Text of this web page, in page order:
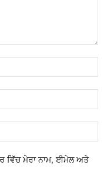
ਵਿੱਚ ਮੇਰਾ ਨਾਮ, ਈਮੇਲ ਅਤੇ